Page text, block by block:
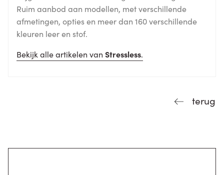
Ruim aanbod aan modellen, met verschillende
afmetingen, opties en meer dan 160 verschillende
kleuren leer en stof.
Bekijk alle artikelen van Stressless.
terug